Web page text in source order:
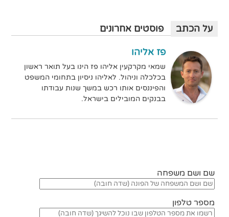
על הכתב פוסטים אחרונים
פז אליהו
שמאי מקרקעין אליהו פז הינו בעל תואר ראשון
בכלכלה וניהול. לאליהו ניסיון בתחומי המשפט
והפיננסים אותו רכש במשך שנות עבודתו
בבנקים המובילים בישראל.
שם ושם משפחה
מספר טלפון